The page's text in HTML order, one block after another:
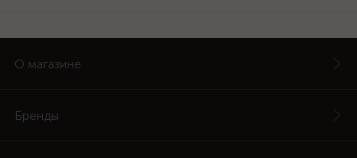
О магазине
Бренды